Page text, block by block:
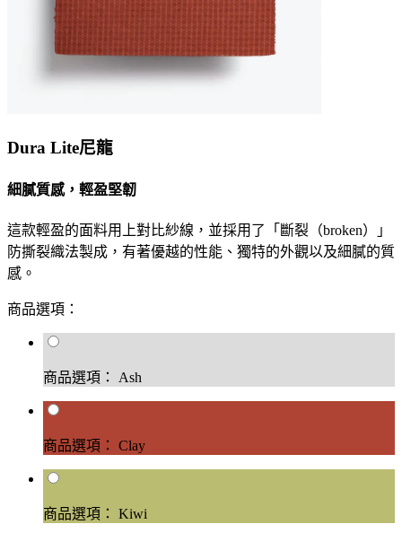
Dura Lite尼龍
細膩質感，輕盈堅韌
這款輕盈的面料用上對比紗線，並採用了「斷裂（broken）」
防撕裂織法製成，有著優越的性能、獨特的外觀以及細膩的質
感。
商品選項：
商品選項： Ash
商品選項： Clay
商品選項： Kiwi